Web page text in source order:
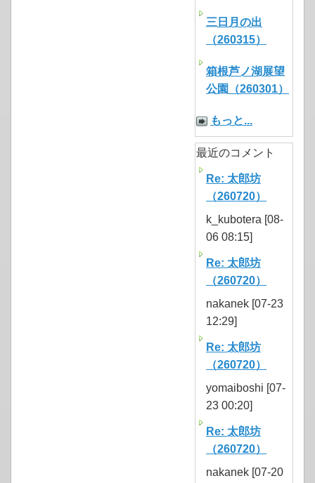
三日月の出
（260315）
箱根芦ノ湖展望
公園（260301）
もっと...
最近のコメント
Re: 太郎坊
（260720）
k_kubotera [08-
06 08:15]
Re: 太郎坊
（260720）
nakanek [07-23
12:29]
Re: 太郎坊
（260720）
yomaiboshi [07-
23 00:20]
Re: 太郎坊
（260720）
nakanek [07-20